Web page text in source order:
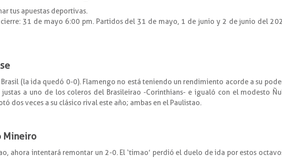
tus apuestas deportivas.
31 de mayo 6:00 pm. Partidos del 31 de mayo, 1 de junio y 2 de junio del
(la ida quedó 0-0). Flamengo no está teniendo un rendimiento acorde a su
a uno de los coleros del Brasileirao -Corinthians- e igualó con el modesto
dos veces a su clásico rival este año; ambas en el Paulistao.
Mineiro
ahora intentará remontar un 2-0. El ‘timao’ perdió el duelo de ida por estos